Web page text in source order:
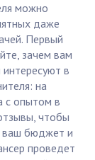
можно
даже
Первый
зачем вам
в
на
с опытом в
чтобы
ваш бюджет и
проведет